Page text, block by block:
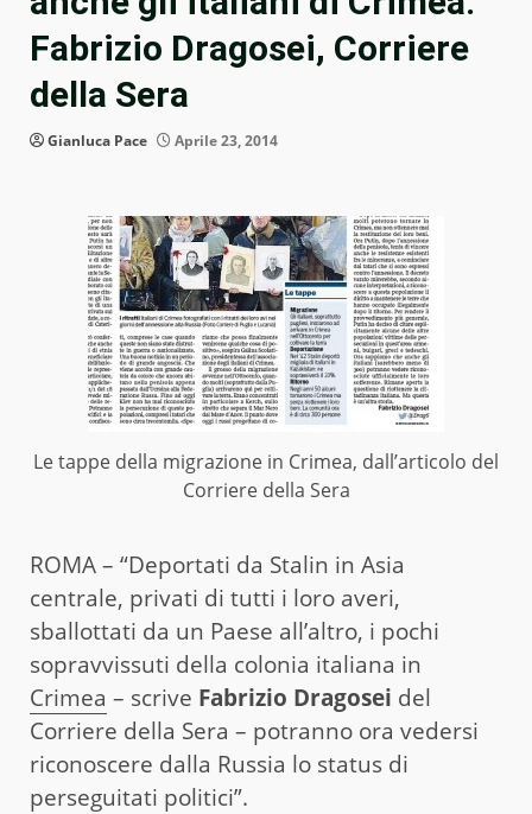
Fabrizio Dragosei, Corriere
della Sera
Gianluca Pace Aprile 23, 2014
Le tappe della migrazione in Crimea, dall’articolo del
Corriere della Sera
ROMA – “Deportati da Stalin in Asia
centrale, privati di tutti i loro averi,
sballottati da un Paese all’altro, i pochi
sopravvissuti della colonia italiana in
Crimea – scrive Fabrizio Dragosei del
Corriere della Sera – potranno ora vedersi
riconoscere dalla Russia lo status di
perseguitati politici”.